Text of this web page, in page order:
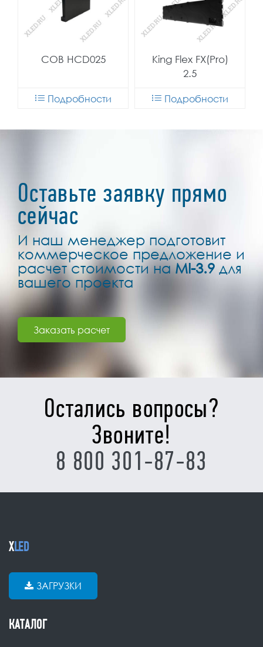
COB HCD025
Подробности
King Flex FX(Pro)
2.5
Подробности
Оставьте заявку прямо
сейчас
И наш менеджер подготовит
коммерческое предложение и
расчет стоимости наMI-3.9 для
вашего проекта
Заказать расчет
Остались вопросы?
Звоните!
8 800 301-87-83
XLED
ЗАГРУЗКИ
КАТАЛОГ